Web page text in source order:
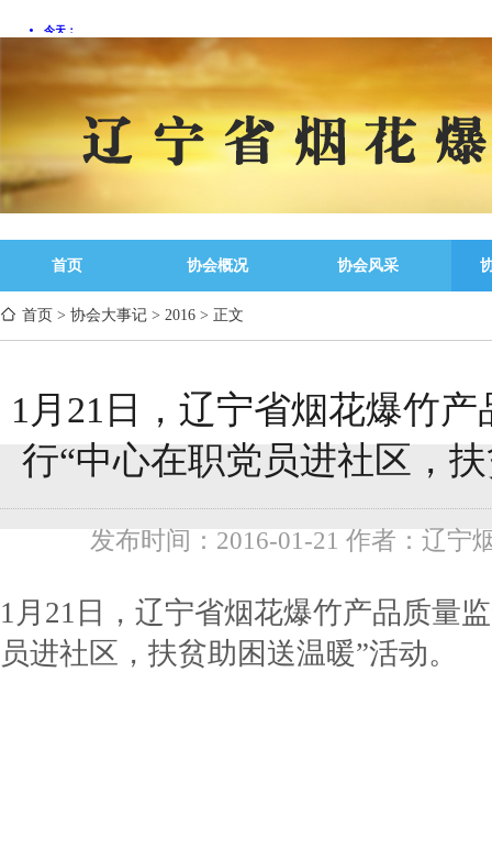
首页 协会概况 协会风采
首页 > 协会大事记 > 2016 > 正文
1月21日，辽宁省烟花爆竹
行“中心在职党员进社区，
发布时间：2016-01-21 作者：辽宁
1月21日，辽宁省烟花爆竹产品质量
员进社区，扶贫助困送温暖”活动。